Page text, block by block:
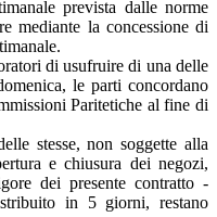
prevista dalle norme
mediante la concessione di
di usufruire di una delle
le parti concordano
Paritetiche al fine di
stesse, non soggette alla
e chiusura dei negozi,
dei presente contratto -
in 5 giorni, restano